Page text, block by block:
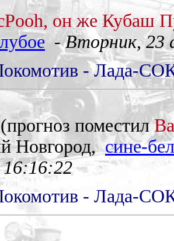
он же Кубаш
-Вторник, 23
- Лада-
поместил
Новгород,сине-
16:16:22
- Лада-